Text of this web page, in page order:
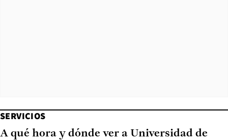
SERVICIOS
A qué hora y dónde ver a Universidad de